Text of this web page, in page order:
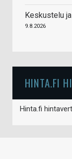
Keskustelu
9.8.2026
HINTA.FI
Hinta.fi